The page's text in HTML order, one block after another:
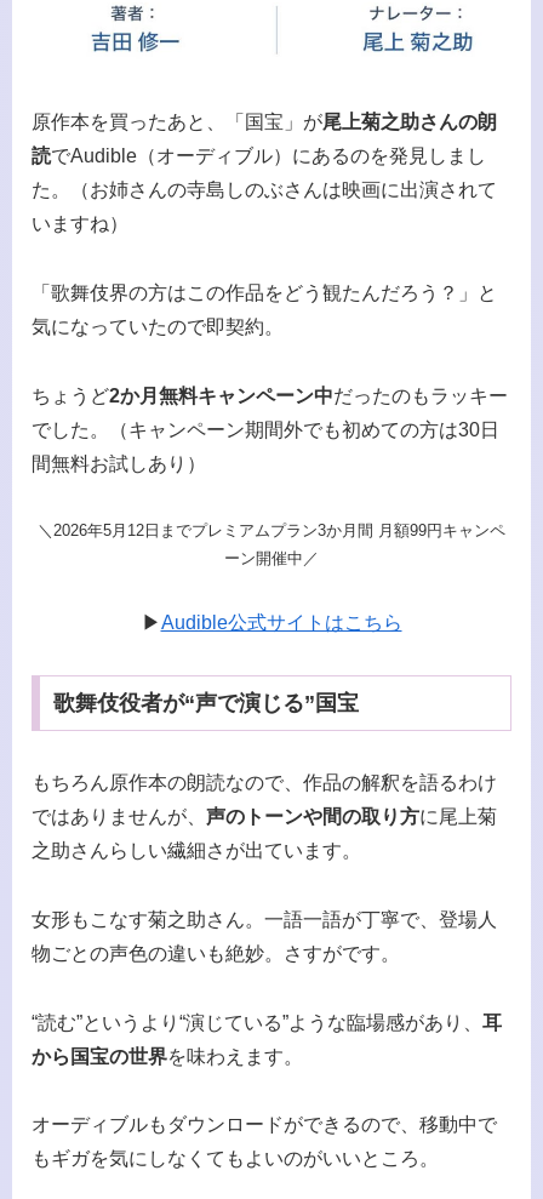
原作本を買ったあと、「国宝」が尾上菊之助さんの朗
読でAudible（オーディブル）にあるのを発見しまし
た。（お姉さんの寺島しのぶさんは映画に出演されて
いますね）
「歌舞伎界の方はこの作品をどう観たんだろう？」と
気になっていたので即契約。
ちょうど2か月無料キャンペーン中だったのもラッキー
でした。（キャンペーン期間外でも初めての方は30日
間無料お試しあり）
＼2026年5月12日までプレミアムプラン3か月間 月額99円キャンペ
ーン開催中／
▶Audible公式サイトはこちら
歌舞伎役者が“声で演じる”国宝
もちろん原作本の朗読なので、作品の解釈を語るわけ
ではありませんが、 声のトーンや間の取り方に尾上菊
之助さんらしい繊細さが出ています。
女形もこなす菊之助さん。一語一語が丁寧で、登場人
物ごとの声色の違いも絶妙。さすがです。
“読む”というより“演じている”ような臨場感があり、 耳
から国宝の世界を味わえます。
オーディブルもダウンロードができるので、移動中で
もギガを気にしなくてもよいのがいいところ。